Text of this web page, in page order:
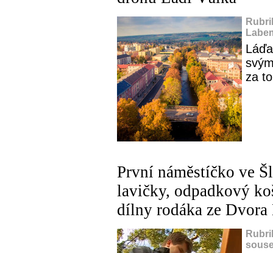
za to
První náměstíčko ve
lavičky, odpadkový
dílny rodáka ze